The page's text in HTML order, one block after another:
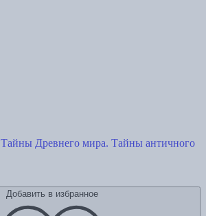
Тайны Древнего мира. Тайны античного
Добавить в избранное